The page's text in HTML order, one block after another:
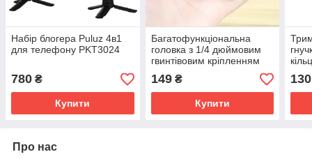
Набір блогера Puluz 4в1
для телефону PKT3024
780 ₴
Купити
Багатофункціональна
головка з 1/4 дюймовим
гвинтівовим кріпленням
149₴
Купити
Prof
130
Про нас